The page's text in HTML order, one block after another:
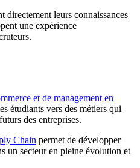
directement leurs connaissances
une expérience
et de management en
étudiants vers des métiers qui
des entreprises.
Chain permet de développer
un secteur en pleine évolution et